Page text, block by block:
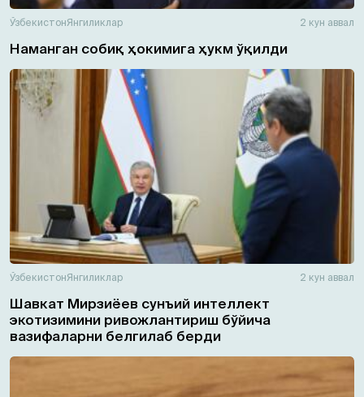
ЎзбекистонЯнгиликлар 2 кун аввал
Наманган собиқ ҳокимига ҳукм ўқилди
ЎзбекистонЯнгиликлар 2 кун аввал
Шавкат Мирзиёев сунъий интеллект
экотизимини ривожлантириш бўйича
вазифаларни белгилаб берди